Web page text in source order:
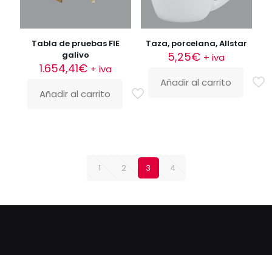
Tabla de pruebas FIE
galivo
1.654,41€ + iva
Añadir al carrito
Taza, porcelana, Allstar
5,25€ + iva
Añadir al carrito
1 2 3 4